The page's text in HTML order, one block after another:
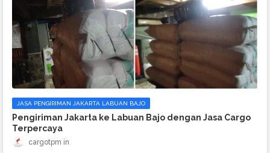
JASA PENGIRIMAN JAKARTA LABUAN BAJO
Pengiriman Jakarta ke Labuan Bajo dengan Jasa Cargo
Terpercaya
cargotpm